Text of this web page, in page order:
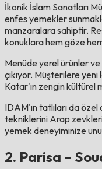
İkonik İslam Sanatları
enfes yemekler
manzaralara sahiptir.
konuklara hem göze
Menüde yerel ürünler
çıkıyor. Müşterilere
Katar'ın zengin kültürel
IDAM'ın tatlıları da özel
tekniklerini Arap
yemek deneyiminize
2. Parisa –